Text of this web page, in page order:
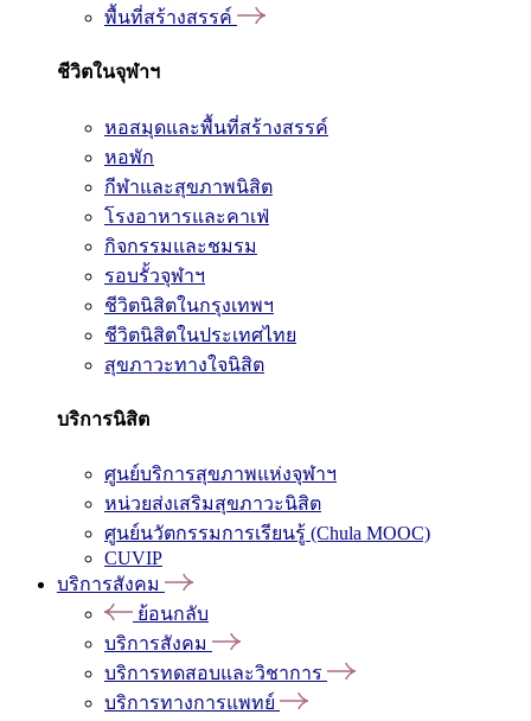
พื้นที่สร้างสรรค์
ชีวิตในจุฬาฯ
หอสมุดและพื้นที่สร้างสรรค์
หอพัก
กีฬาและสุขภาพนิสิต
โรงอาหารและคาเฟ่
กิจกรรมและชมรม
รอบรั้วจุฬาฯ
ชีวิตนิสิตในกรุงเทพฯ
ชีวิตนิสิตในประเทศไทย
สุขภาวะทางใจนิสิต
บริการนิสิต
ศูนย์บริการสุขภาพแห่งจุฬาฯ
หน่วยส่งเสริมสุขภาวะนิสิต
ศูนย์นวัตกรรมการเรียนรู้ (Chula MOOC)
CUVIP
บริการสังคม
ย้อนกลับ
บริการสังคม
บริการทดสอบและวิชาการ
บริการทางการแพทย์